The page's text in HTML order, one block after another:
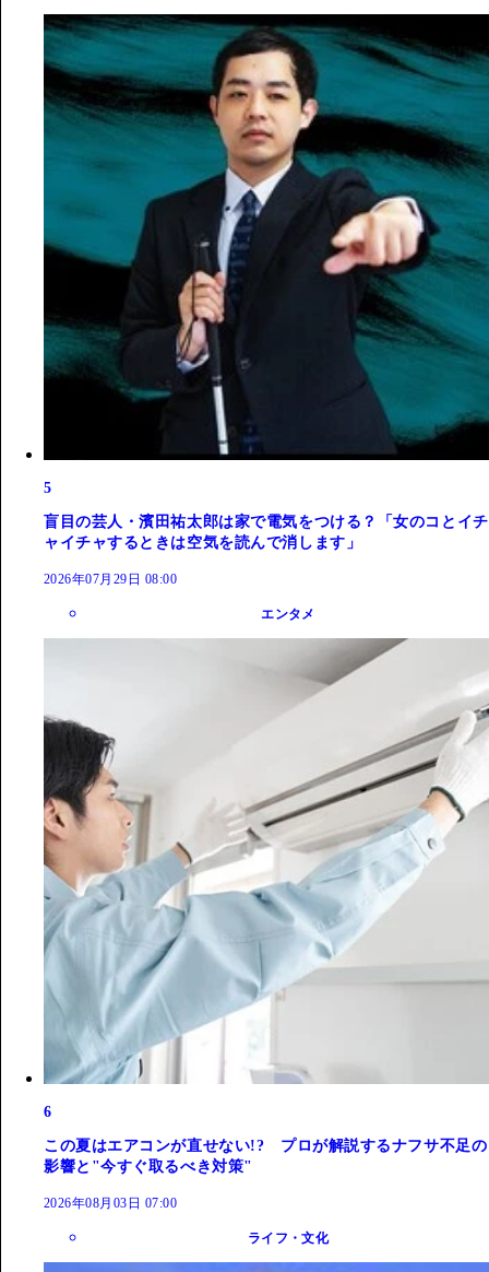
5
盲目の芸人・濱田祐太郎は家で電気をつける？「女のコとイチ
ャイチャするときは空気を読んで消します」
2026年07月29日 08:00
エンタメ
6
この夏はエアコンが直せない!? プロが解説するナフサ不足の
影響と"今すぐ取るべき対策"
2026年08月03日 07:00
ライフ・文化